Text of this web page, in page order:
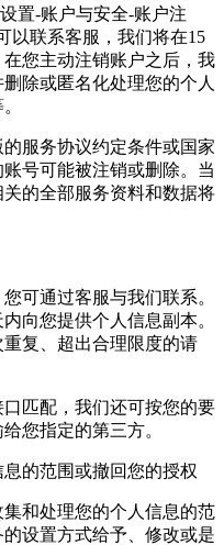
置-账户与安全-账户注
以联系客服，我们将在15
您主动注销账户之后，我
除或匿名化处理您的个人
服务协议约定条件或国家
号可能被注销或删除。当
的全部服务资料和数据将
可通过客服与我们联系。
向您提供个人信息副本。
复、超出合理限度的请
匹配，我们还可按您的要
您指定的第三方。
息的范围或撤回您的授权
和处理您的个人信息的范
设置方式给予、修改或是